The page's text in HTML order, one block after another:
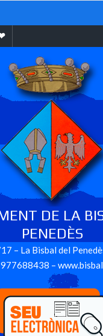
Ebando
DE LA
PENEDÈS
– La Bisbal del
–